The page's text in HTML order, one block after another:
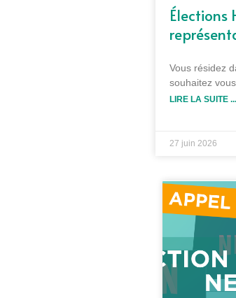
Élections
Vous résidez
souhaitez
LIRE LA SUITE ...
27 juin 2026